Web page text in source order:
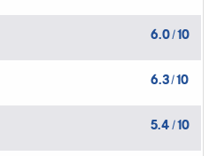
6.0/10
6.3/10
5.4 /10